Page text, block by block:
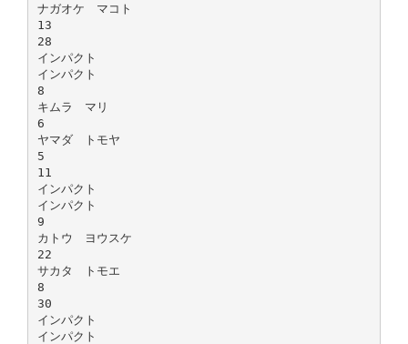
ナガオケ マコト
13
28
インパクト
インパクト
8
キムラ マリ
6
ヤマダ トモヤ
5
11
インパクト
インパクト
9
カトウ ヨウスケ
22
サカタ トモエ
8
30
インパクト
インパクト